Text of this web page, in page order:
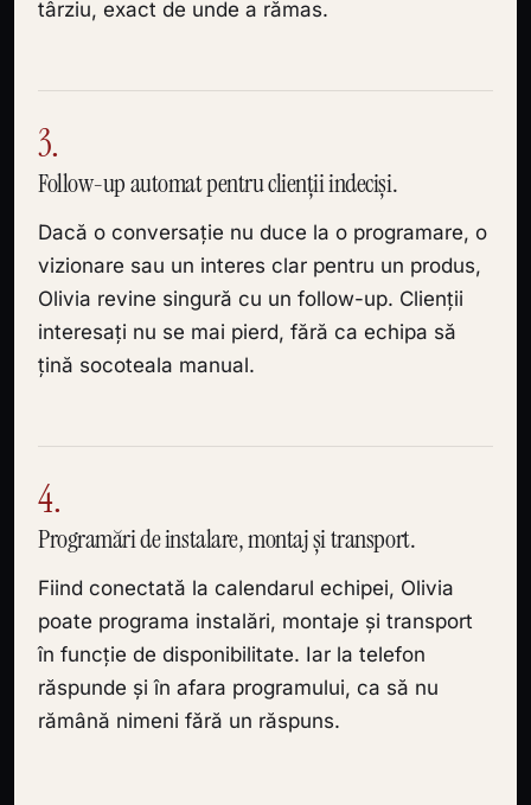
târziu, exact de unde a rămas.
3.
Follow-up automat pentru clienții indeciși.
Dacă o conversație nu duce la o programare, o
vizionare sau un interes clar pentru un produs,
Olivia revine singură cu un follow-up. Clienții
interesați nu se mai pierd, fără ca echipa să
țină socoteala manual.
4.
Programări de instalare, montaj și transport.
Fiind conectată la calendarul echipei, Olivia
poate programa instalări, montaje și transport
în funcție de disponibilitate. Iar la telefon
răspunde și în afara programului, ca să nu
rămână nimeni fără un răspuns.